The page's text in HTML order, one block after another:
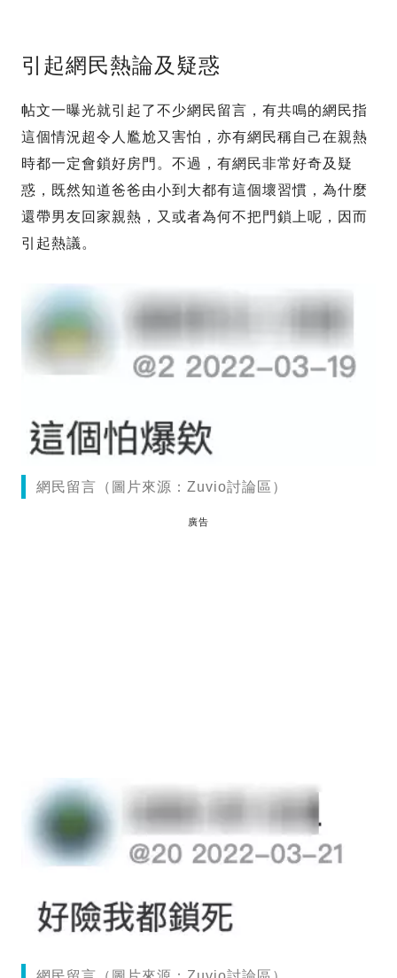
引起網民熱論及疑惑
帖文一曝光就引起了不少網民留言，有共鳴的網民指
這個情況超令人尷尬又害怕，亦有網民稱自己在親熱
時都一定會鎖好房門。不過，有網民非常好奇及疑
惑，既然知道爸爸由小到大都有這個壞習慣，為什麼
還帶男友回家親熱，又或者為何不把門鎖上呢，因而
引起熱議。
網民留言（圖片來源：Zuvio討論區）
廣告